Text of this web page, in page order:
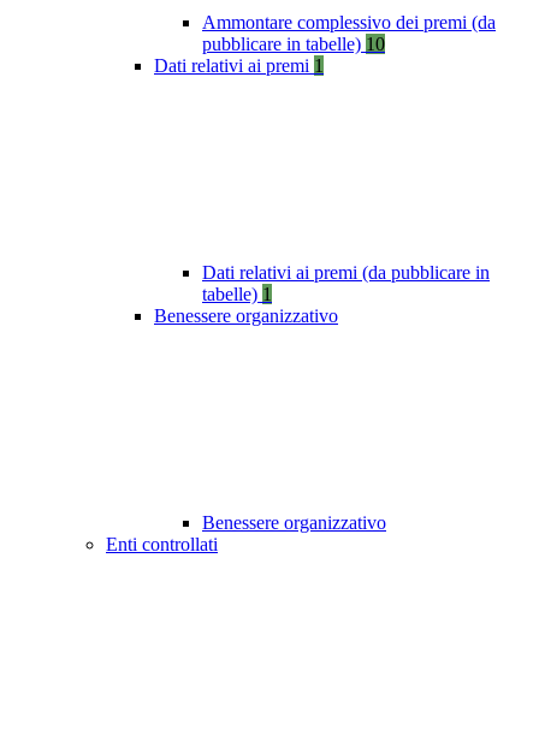
Ammontare complessivo dei premi (da
pubblicare in tabelle) 10
Dati relativi ai premi 1
Dati relativi ai premi (da pubblicare in
tabelle) 1
Benessere organizzativo
Benessere organizzativo
Enti controllati